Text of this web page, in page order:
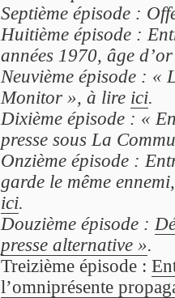
Septième épisode :
Huitième épisode :
années 1970, âge
Neuvième épisode :
Monitor », à lire ici.
Dixième épisode : «
presse sous La
Onzième épisode :
garde le même
ici.
Douzième épisode :
presse alternative ».
Treizième épisode :
l’omniprésente